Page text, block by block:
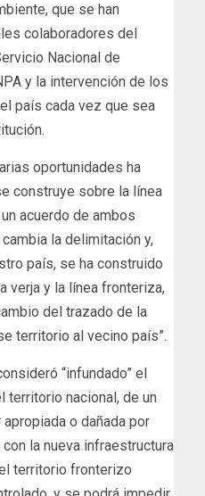
que se han
colaboradores del
Nacional de
y la intervención de los
país cada vez que sea
oportunidades ha
construye sobre la línea
acuerdo de ambos
la delimitación y,
país, se ha construido
verja y la línea fronteriza,
del trazado de la
territorio al vecino país”.
“infundado” el
territorio nacional, de un
o dañada por
la nueva infraestructura
territorio fronterizo